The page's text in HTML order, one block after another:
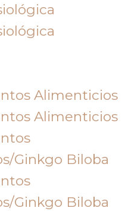
Alimenticios
Alimenticios
Ginkgo Biloba
Ginkgo Biloba